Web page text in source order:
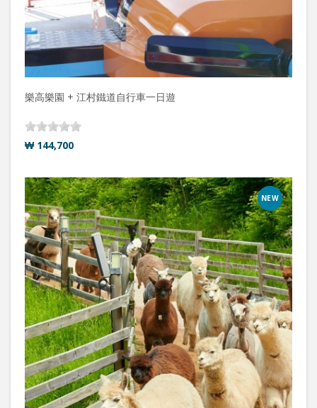
樂高樂園 + 江村鐵道自行車一日遊
₩ 144,700
NEW